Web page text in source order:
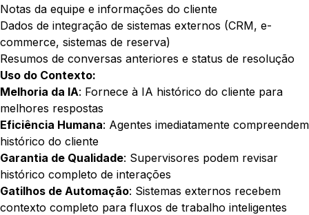
Notas da equipe e informações do cliente
Dados de integração de sistemas externos (CRM, e-
commerce, sistemas de reserva)
Resumos de conversas anteriores e status de resolução
Uso do Contexto:
Melhoria da IA: Fornece à IA histórico do cliente para
melhores respostas
Eficiência Humana: Agentes imediatamente compreendem
histórico do cliente
Garantia de Qualidade: Supervisores podem revisar
histórico completo de interações
Gatilhos de Automação: Sistemas externos recebem
contexto completo para fluxos de trabalho inteligentes